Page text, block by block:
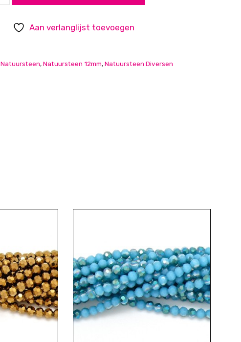
Aan verlanglijst toevoegen
Natuursteen,Natuursteen 12mm,Natuursteen Diversen